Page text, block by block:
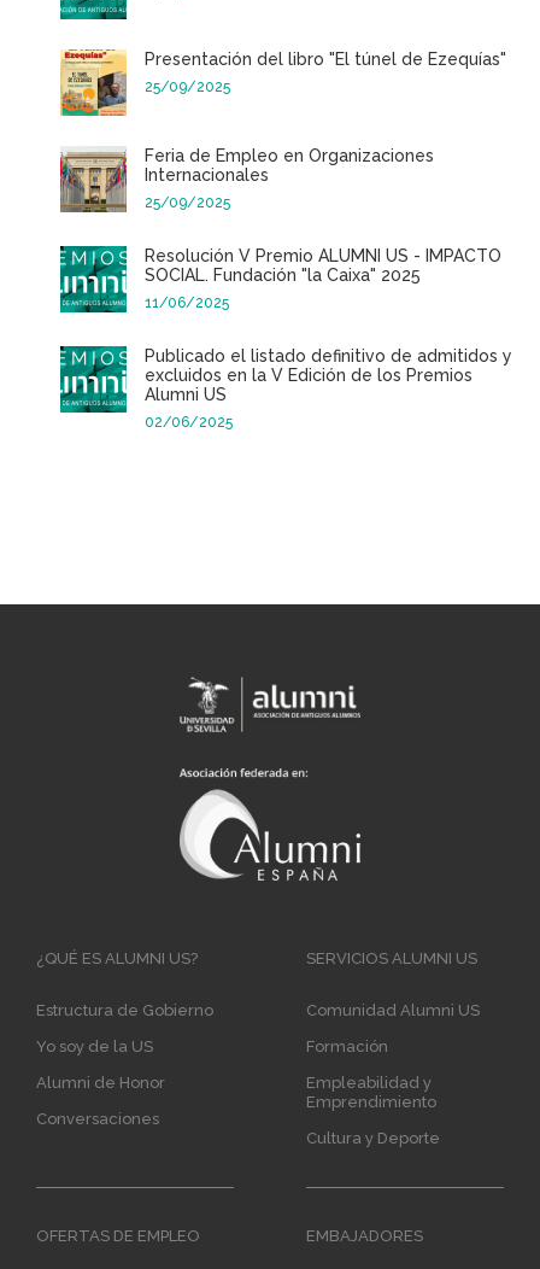
Presentación del libro "El túnel de Ezequías"
25/09/2025
Feria de Empleo en Organizaciones
Internacionales
25/09/2025
Resolución V Premio ALUMNI US - IMPACTO
SOCIAL. Fundación "la Caixa" 2025
11/06/2025
Publicado el listado definitivo de admitidos y
excluidos en la V Edición de los Premios
Alumni US
02/06/2025
Main
¿QUÉ ES ALUMNI US?
Estructura de Gobierno
Yo soy de la US
Alumni de Honor
Conversaciones
SERVICIOS ALUMNI US
Comunidad Alumni US
Formación
Empleabilidad y
Emprendimiento
Cultura y Deporte
OFERTAS DE EMPLEO EMBAJADORES